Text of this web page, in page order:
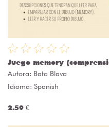
Juego memory
Autora: Bata Blava
Idioma: Spanish
2.59 €